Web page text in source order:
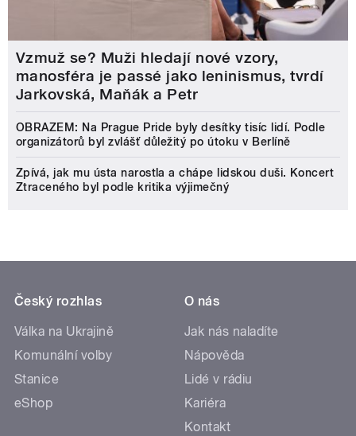
Vzmuž se? Muži hledají nové vzory,
manosféra je passé jako leninismus, tvrdí
Jarkovská, Maňák a Petr
OBRAZEM: Na Prague Pride byly desítky tisíc lidí. Podle
organizátorů byl zvlášť důležitý po útoku v Berlíně
Zpívá, jak mu ústa narostla a chápe lidskou duši. Koncert
Ztraceného byl podle kritika výjimečný
Český rozhlas
Válka na Ukrajině
Komunální volby
Stanice
eShop
O nás
Jak nás naladíte
Nápověda
Lidé v rádiu
Kariéra
Kontakt